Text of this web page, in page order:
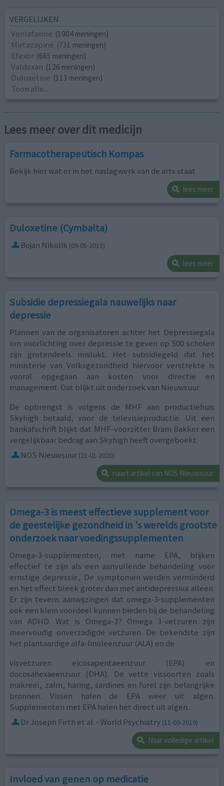
VERGELIJKEN
Venlafaxine (1004 meningen)
Mirtazapine (731 meningen)
Efexor (665 meningen)
Valdoxan (126 meningen)
Duloxetine (113 meningen)
Toon alle...
Lees meer over dit medicijn
Farmacotherapeutisch Kompas
Bekijk hier wat er in het naslagwerk van de arts staat
lees meer
Duloxetine (Cymbalta)
Bojan Nikolik (09-05-2015)
lees meer
Subsidie depressiegala nauwelijks naar
depressie
Plannen van de organisatoren achter het Depressiegala
om voorlichting over depressie te geven op 500 scholen
zijn grotendeels mislukt. Het subsidiegeld dat het
ministerie van Volksgezondheid hiervoor verstrekte is
vooral opgegaan aan kosten voor directie en
management. Dat blijkt uit onderzoek van Nieuwsuur.
De opbrengst is volgens de MHF aan productiehuis
Skyhigh betaald, voor de televisieproductie. Uit een
bankafschrift blijkt dat MHF-voorzitter Bram Bakker een
vergelijkbaar bedrag aan Skyhigh heeft overgeboekt.
NOS Nieuwsuur (21-01-2020)
naart artikel van NOS Nieuwsuur
Omega-3 is meest effectieve supplement voor
de geestelijke gezondheid in 's werelds grootste
onderzoek naar voedingssupplementen
Omega-3-supplementen, met name EPA, blijken
effectief te zijn als een aanvullende behandeling voor
ernstige depressie,. De symptomen werden verminderd
en het effect bleek groter dan met antidepressiva alleen.
Er zijn tevens aanwijzingen dat omega-3-supplementen
ook een klein voordeel kunnen bieden bij de behandeling
van ADHD. Wat is Omega-3? Omega 3-vetzuren zijn
meervoudig onverzadigde vetzuren. De bekendste zijn
het plantaardige alfa-linoleenzuur (ALA) en de
visvetzuren eicosapentaeenzuur (EPA) en
docosahexaeenzuur (DHA). De vette vissoorten zoals
makreel, zalm, haring, sardines en forel zijn belangrijke
bronnen. Vissen halen de EPA weer uit algen.
Supplementen met EPA halen het direct uit algen.
Dr Joseph Firth et al. - World Psychiatry (11-09-2019)
Naar volledige artikel
Invloed van genen op medicatie